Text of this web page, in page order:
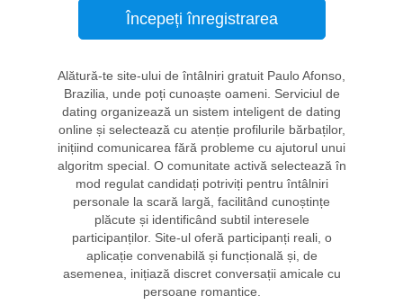
Începeți înregistrarea
Alătură-te site-ului de întâlniri gratuit Paulo Afonso,
Brazilia, unde poți cunoaște oameni. Serviciul de
dating organizează un sistem inteligent de dating
online și selectează cu atenție profilurile bărbaților,
inițiind comunicarea fără probleme cu ajutorul unui
algoritm special. O comunitate activă selectează în
mod regulat candidați potriviți pentru întâlniri
personale la scară largă, facilitând cunoștințe
plăcute și identificând subtil interesele
participanților. Site-ul oferă participanți reali, o
aplicație convenabilă și funcțională și, de
asemenea, inițiază discret conversații amicale cu
persoane romantice.